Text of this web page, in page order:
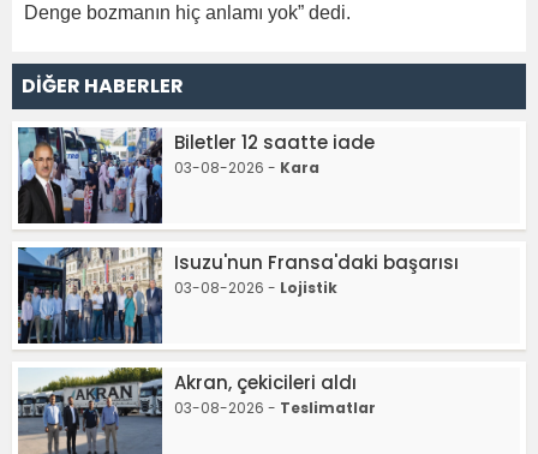
Denge bozmanın hiç anlamı yok” dedi.
DİĞER HABERLER
Biletler 12 saatte iade
03-08-2026 - Kara
Isuzu'nun Fransa'daki başarısı
03-08-2026 - Lojistik
Akran, çekicileri aldı
03-08-2026 - Teslimatlar